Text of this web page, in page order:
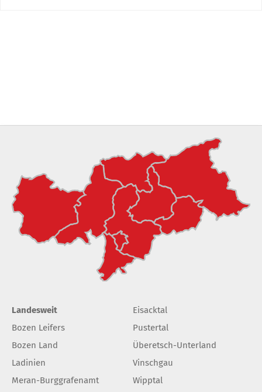
Landesweit
Bozen Leifers
Bozen Land
Ladinien
Meran-Burggrafenamt
Eisacktal
Pustertal
Überetsch-Unterland
Vinschgau
Wipptal